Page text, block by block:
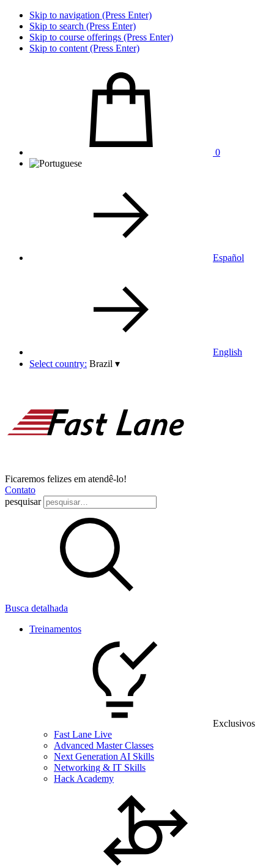
Skip to navigation (Press Enter)
Skip to search (Press Enter)
Skip to course offerings (Press Enter)
Skip to content (Press Enter)
0
Español
English
Select country: Brazil ▾
Ficaremos felizes em atendê-lo!
Contato
pesquisar
Busca detalhada
Treinamentos
Exclusivos
Fast Lane Live
Advanced Master Classes
Next Generation AI Skills
Networking & IT Skills
Hack Academy